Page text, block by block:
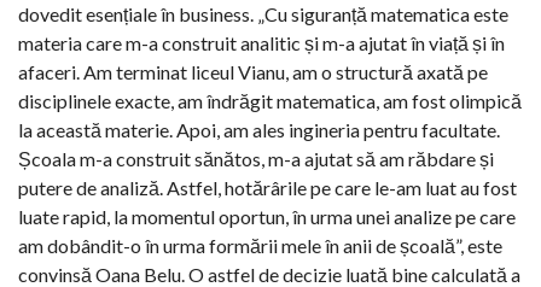
dovedit esențiale în business. „Cu siguranță matematica este
materia care m-a construit analitic și m-a ajutat în viață și în
afaceri. Am terminat liceul Vianu, am o structură axată pe
disciplinele exacte, am îndrăgit matematica, am fost olimpică
la această materie. Apoi, am ales ingineria pentru facultate.
Școala m-a construit sănătos, m-a ajutat să am răbdare și
putere de analiză. Astfel, hotărârile pe care le-am luat au fost
luate rapid, la momentul oportun, în urma unei analize pe care
am dobândit-o în urma formării mele în anii de școală”, este
convinsă Oana Belu. O astfel de decizie luată bine calculată a